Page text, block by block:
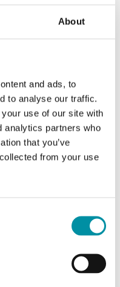
About
and ads, to
to analyse our traffic.
use of our site with
analytics partners who
that you’ve
from your use
di te?
diversi ruoli nel
esperienza sia
nella building
Honeywell e
è il settore delle
lavorare in un
sul territorio
villaggio di
Nel tempo
di qualità con la